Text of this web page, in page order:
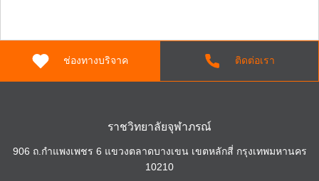
ช่องทางบริจาค ติดต่อเรา
ราชวิทยาลัยจุฬาภรณ์
906 ถ.กำแพงเพชร 6 แขวงตลาดบางเขน เขตหลักสี่ กรุงเทพมหานคร
10210